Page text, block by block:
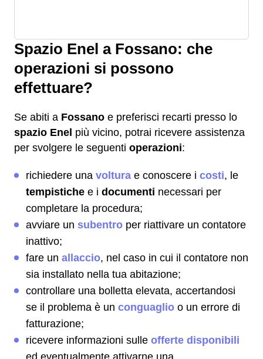
Spazio Enel a Fossano: che
operazioni si possono
effettuare?
Se abiti a Fossano e preferisci recarti presso lo
spazio Enel più vicino, potrai ricevere assistenza
per svolgere le seguenti operazioni:
richiedere una voltura e conoscere i costi, le
tempistiche e i documenti necessari per
completare la procedura;
avviare un subentro per riattivare un contatore
inattivo;
fare un allaccio, nel caso in cui il contatore non
sia installato nella tua abitazione;
controllare una bolletta elevata, accertandosi
se il problema è un conguaglio o un errore di
fatturazione;
ricevere informazioni sulle offerte disponibili
ed eventualmente attivarne una.